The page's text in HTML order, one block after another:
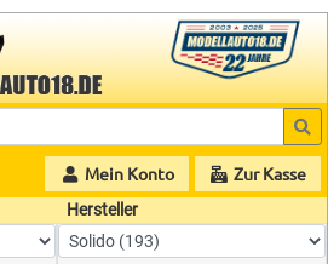
Mein Konto Zur Kasse
Hersteller